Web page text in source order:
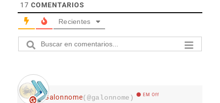
17 COMENTARIOS
Recientes
Galonnome(@galonnome) EM Off